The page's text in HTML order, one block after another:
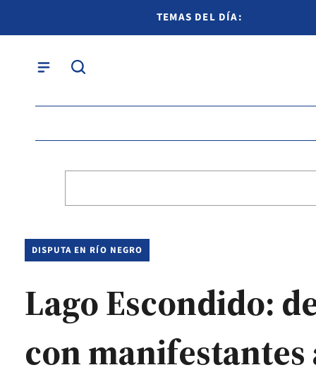
TEMAS DEL DÍA:
DISPUTA EN RÍO NEGRO
Lago Escondido:
con